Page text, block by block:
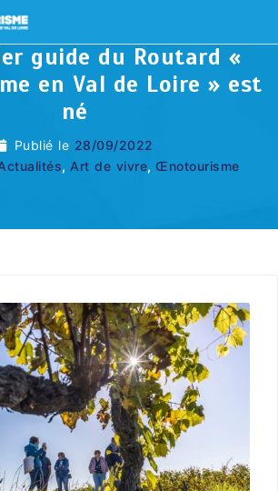
guide du Routard «
en Val de Loire » est
né
Publié le 28/09/2022
, Art de vivre, Œnotourisme